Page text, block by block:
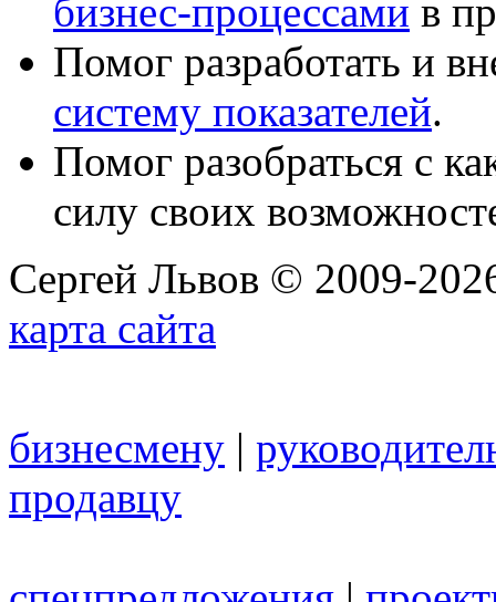
бизнес-процессами в
Помог разработать и
систему показателей.
Помог разобраться с
силу своих
Сергей Львов © 2009-
карта сайта
бизнесмену |
продавцу